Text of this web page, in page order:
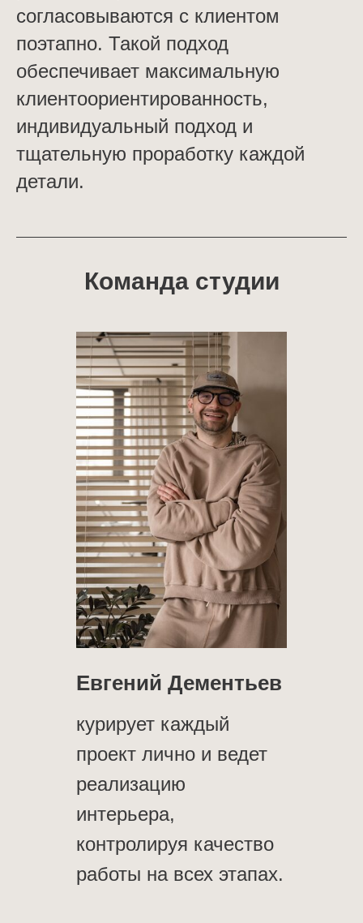
согласовываются с клиентом
поэтапно. Такой подход
обеспечивает максимальную
клиентоориентированность,
индивидуальный подход и
тщательную проработку каждой
детали.
Команда студии
Евгений Дементьев
курирует каждый
проект лично и ведет
реализацию
интерьера,
контролируя качество
работы на всех этапах.